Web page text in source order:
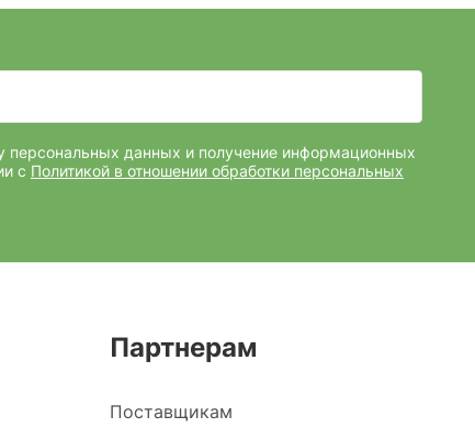
персональных данных и получение информационных
с Политикой в отношении обработки персональных
Партнерам
Поставщикам